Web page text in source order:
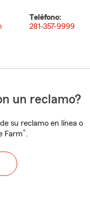
Teléfono:
281-357-9999
un reclamo?
su reclamo en línea o
Farm®.